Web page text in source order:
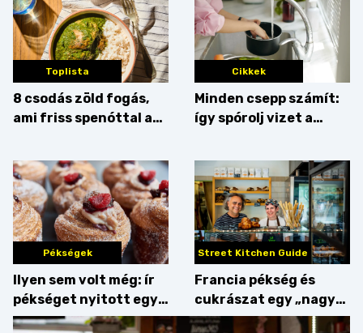
Toplista
8 csodás zöld fogás,
ami friss spenóttal az
Cikkek
Minden csepp számít:
így spórolj vizet a
Pékségek
Ilyen sem volt még: ír
pékséget nyitott egy
Dublinból hazatért pár
Street Kitchen Guide
Francia pékség és
cukrászat egy „nagy
csipetnyi” empátiával